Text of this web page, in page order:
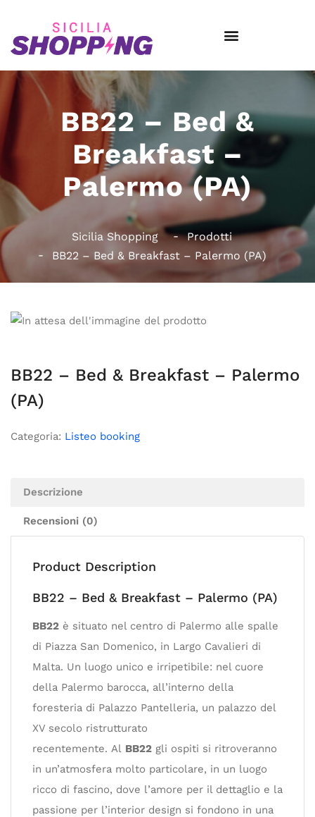
BB22 – Bed &
Breakfast –
Palermo (PA)
Sicilia Shopping
Prodotti
BB22 – Bed & Breakfast – Palermo (PA)
BB22 – Bed & Breakfast – Palermo
(PA)
Categoria: Listeo booking
Descrizione
Recensioni (0)
Product Description
BB22 – Bed & Breakfast – Palermo (PA)
BB22 è situato nel centro di Palermo alle spalle
di Piazza San Domenico, in Largo Cavalieri di
Malta. Un luogo unico e irripetibile: nel cuore
della Palermo barocca, all’interno della
foresteria di Palazzo Pantelleria, un palazzo del
XV secolo ristrutturato
recentemente. Al BB22 gli ospiti si ritroveranno
in un’atmosfera molto particolare, in un luogo
ricco di fascino, dove l’amore per il dettaglio e la
passione per l’interior design si fondono in una